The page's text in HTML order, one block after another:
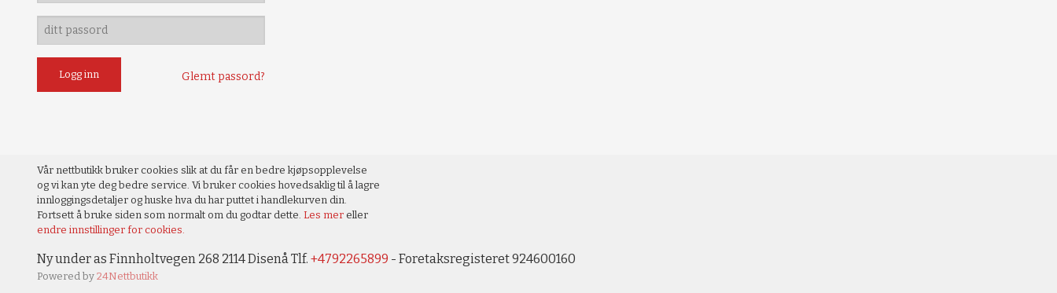
Glemt passord?
Vår nettbutikk bruker cookies slik at du får en bedre kjøpsopplevelse
og vi kan yte deg bedre service. Vi bruker cookies hovedsaklig til å lagre
innloggingsdetaljer og huske hva du har puttet i handlekurven din.
Fortsett å bruke siden som normalt om du godtar dette. Les mer eller
endre innstillinger for cookies.
Ny under as Finnholtvegen 268 2114 Disenå Tlf. +4792265899 - Foretaksregisteret 924600160
Powered by 24Nettbutikk